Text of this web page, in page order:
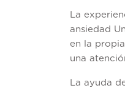
La
ansiedad
en la
una
La ayuda